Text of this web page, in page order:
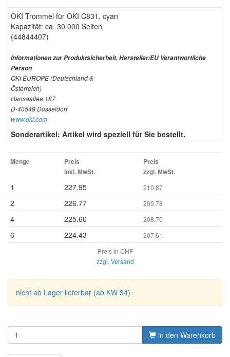
OKI Trommel für OKI C831, cyan
Kapazität: ca. 30.000 Seiten
(44844407)
Informationen zur Produktsicherheit, Hersteller/EU Verantwortliche
Person
OKI EUROPE (Deutschland &
Österreich)
Hansaallee 187
D-40549 Düsseldorf
www.oki.com
Sonderartikel: Artikel wird speziell für Sie bestellt.
Menge
Preis
inkl. MwSt.
Preis
zzgl. MwSt.
1 227.95 210.87
2 226.77 209.78
4 225.60 208.70
6 224.43
207.61
Preis in CHF
zzgl. Versand
nicht ab Lager lieferbar (ab KW 34)
in den Warenkorb